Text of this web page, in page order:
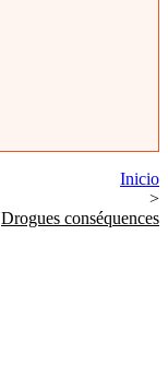
Inicio
>
Drogues conséquences